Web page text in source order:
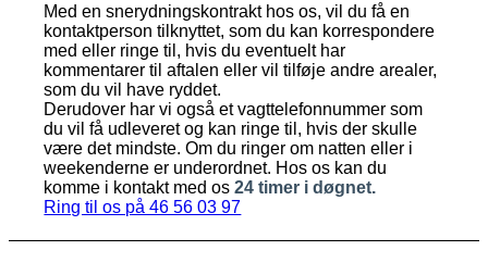
Med en snerydningskontrakt hos os, vil du få en
kontaktperson tilknyttet, som du kan korrespondere
med eller ringe til, hvis du eventuelt har
kommentarer til aftalen eller vil tilføje andre arealer,
som du vil have ryddet.
Derudover har vi også et vagttelefonnummer som
du vil få udleveret og kan ringe til, hvis der skulle
være det mindste. Om du ringer om natten eller i
weekenderne er underordnet. Hos os kan du
komme i kontakt med os24 timer i døgnet.
Ring til os på 46 56 03 97